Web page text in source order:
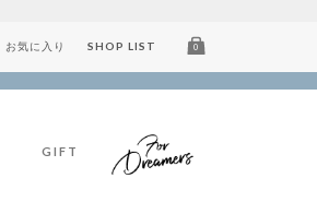
お気に入り SHOP LIST 0
GIFT